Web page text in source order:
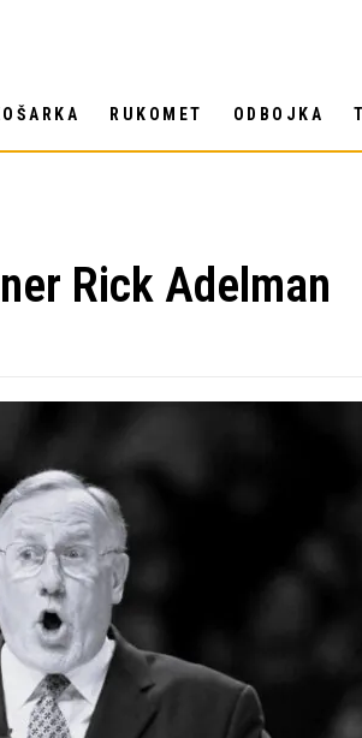
RUKOMET ODBOJKA
Rick Adelman